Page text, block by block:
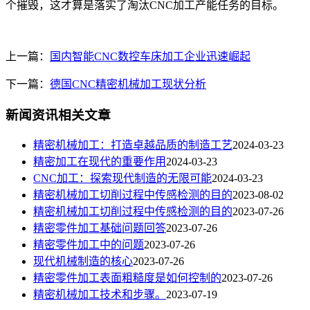
个摧毁，这才算是落实了淘汰CNC加工产能任务的目标。
上一篇： 国内智能CNC数控车床加工企业迅速崛起
下一篇： 德国CNC精密机械加工现状分析
新闻资讯相关文章
​精密机械加工：打造卓越品质的制造工艺2024-03-23
精密加工在现代的重要作用 2024-03-23
CNC加工：探索现代制造的无限可能2024-03-23
精密机械加工切削过程中传感检测的目的2023-08-02
精密机械加工切削过程中传感检测的目的2023-07-26
精密零件加工基础问题回答2023-07-26
精密零件加工中的问题2023-07-26
现代机械制造的核心2023-07-26
精密零件加工表面粗糙度是如何控制的2023-07-26
精密机械加工技术和步骤。 2023-07-19